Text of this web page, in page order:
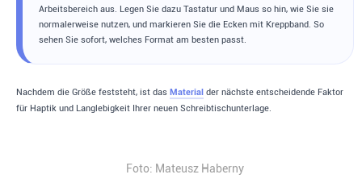
Arbeitsbereich aus. Legen Sie dazu Tastatur und Maus so hin, wie Sie sie
normalerweise nutzen, und markieren Sie die Ecken mit Kreppband. So
sehen Sie sofort, welches Format am besten passt.
Nachdem die Größe feststeht, ist das Material der nächste entscheidende Faktor
für Haptik und Langlebigkeit Ihrer neuen Schreibtischunterlage.
Foto: Mateusz Haberny